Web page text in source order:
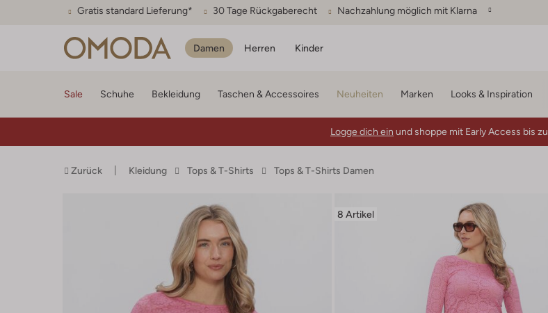
Gratis standard Lieferung* 30 Tage Rückgaberecht Nachzahlung möglich mit Klarna
Damen Herren Kinder
Sale Schuhe Bekleidung Taschen & Accessoires Neuheiten Marken Looks & Inspiration
Logge dich ein und shoppe mit Early Access bis zu
Zurück Kleidung Tops & T-Shirts Tops & T-Shirts Damen
8 Artikel